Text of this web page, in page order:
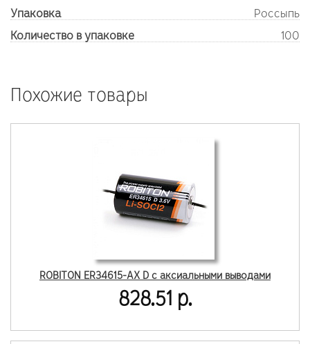
Упаковка
Россыпь
Количество в упаковке
100
Похожие товары
ROBITON ER34615-AX D с аксиальными выводами
828.51 р.